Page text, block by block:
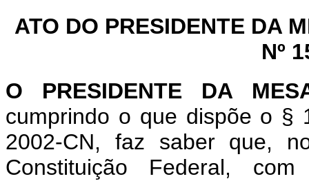
ATO DO PRESIDENTE DA
Nº
O PRESIDENTE DA
cumprindo o que dispõe o §
2002-CN, faz saber que,
Constituição Federal,